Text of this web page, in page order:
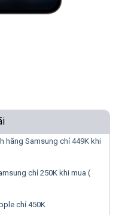
hãng Samsung chỉ 449K khi
chỉ 250K khi mua (
chỉ 450K